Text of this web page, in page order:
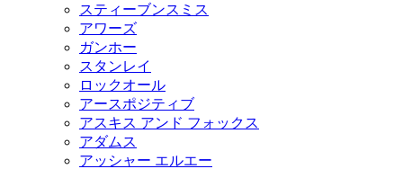
スティーブンスミス
アワーズ
ガンホー
スタンレイ
ロックオール
アースポジティブ
アスキス アンド フォックス
アダムス
アッシャー エルエー